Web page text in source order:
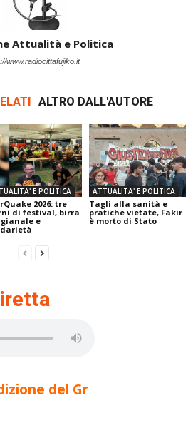
Attualità e Politica
www.radiocittafujiko.it
ALTRO DALL'AUTORE
E POLITICA
2026: tre
di festival, birra
e
ATTUALITA' E POLITICA
Tagli alla sanità e
pratiche vietate, Fakir
è morto di Stato
del Gr